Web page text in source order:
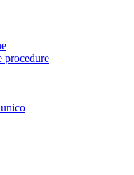
procedure